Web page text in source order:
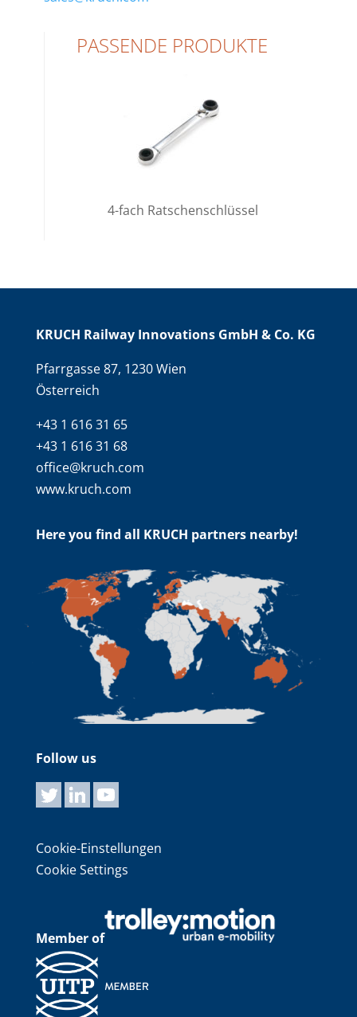
PASSENDE PRODUKTE
4-fach Ratschenschlüssel
KRUCH Railway Innovations GmbH & Co. KG
Pfarrgasse 87, 1230 Wien
Österreich
+43 1 616 31 65
+43 1 616 31 68
office@kruch.com
www.kruch.com
Here you find all KRUCH partners nearby!
Follow us
Cookie-Einstellungen
Cookie Settings
Member of